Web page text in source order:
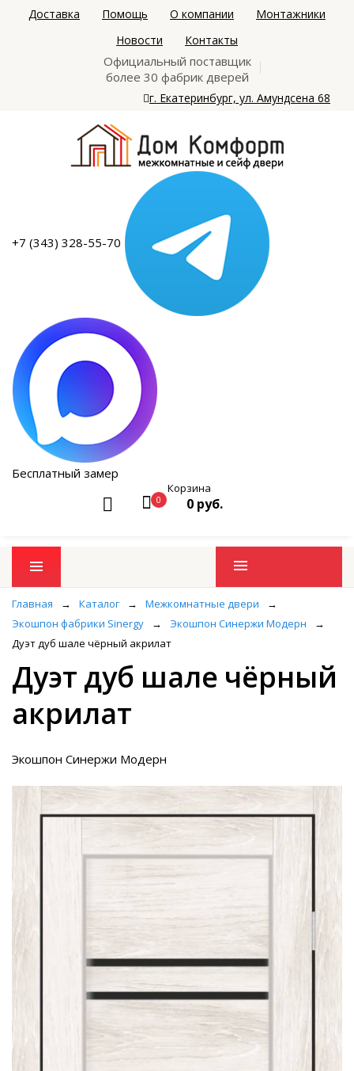
Доставка Помощь О компании
Монтажники
Новости
Контакты
Официальный поставщик
более 30 фабрик дверей
г. Екатеринбург, ул. Амундсена 68
+7 (343) 328-55-70
Бесплатный замер
0
Корзина
0 руб.
Промо товары
Главная → Каталог → Межкомнатные двери
→
Экошпон фабрики Sinergy
→ Экошпон Синержи Модерн
→
Дуэт дуб шале чёрный акрилат
Дуэт дуб шале чёрный
акрилат
Экошпон Синержи Модерн